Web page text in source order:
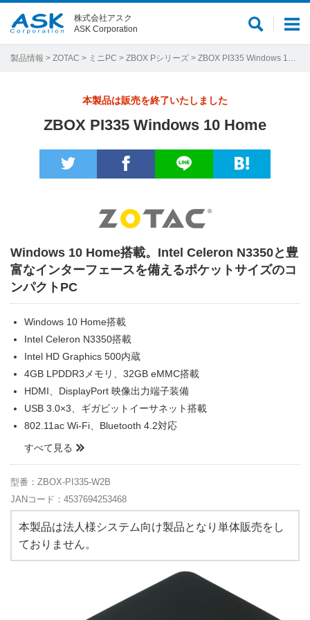
メ
ュ
サ
ト
株式会社アスク
ASK Corporation
製品情報 > ZOTAC > ミニPC > ZBOX Pシリーズ > ZBOX PI335 Windows 10 Home
本製品は販売を終了いたしました
ZBOX PI335 Windows 10 Home
Windows 10 Home搭載。Intel Celeron N3350と豊
富なインターフェースを備えるポケットサイズのコ
ンパクトPC
Windows 10 Home搭載
Intel Celeron N3350搭載
Intel HD Graphics 500内蔵
4GB LPDDR3メモリ、32GB eMMC搭載
HDMI、DisplayPort 映像出力端子装備
USB 3.0×3、ギガビットイーサネット搭載
802.11ac Wi-Fi、Bluetooth 4.2対応
すべて見る
型番：ZBOX-PI335-W2B
JANコード：4537694253468
本製品は法人様システム向け製品となり単体販売をし
ておりません。